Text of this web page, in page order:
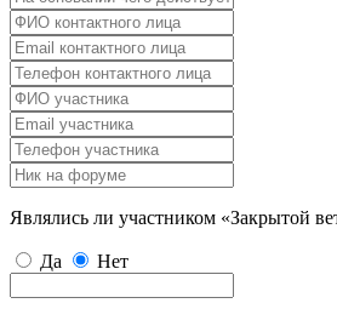
Являлись ли участником «Закрытой
Да Нет